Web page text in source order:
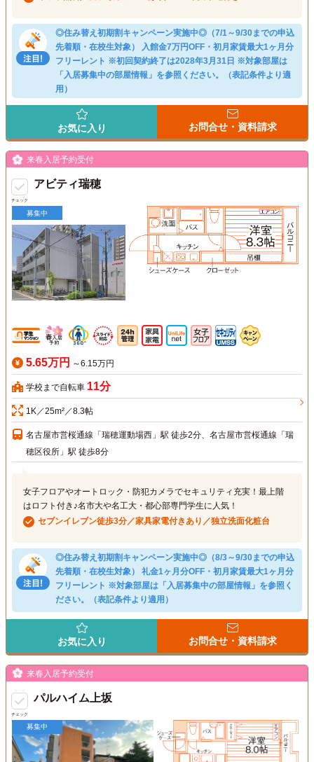
◎住み替え初期割キャンペーン実施中◎（7/1～9/30までの申込
先着順・在校生対象） 入館金7万円OFF・初月家賃最大1ヶ月分
フリーレント ※初回契約終了は2028年3月31日 ※対象部屋は
「入居募集中の部屋情報」を参照ください。（表記条件より適
用）
お気に入り お問合せ・資料請求
チェック
来春入居予約受付
アビティ瑞穂
募集中
5.65万円 ～6.15万円
学校まで自転車 11分
1K／25m²／8.3帖
名古屋市営桜通線「瑞穂運動場西」駅 徒歩2分、名古屋市営桜通線「瑞
穂区役所」駅 徒歩8分
女子フロアやオートロック・防犯カメラでセキュリティ充実！最上階
はロフト付き♪名市大や名工大・都心部専門学生に人気！
セブンイレブン徒歩3分／家具家電付きあり／独立洗面化粧台
◎住み替え初期割キャンペーン実施中◎（8/3～9/30までの申込
先着順・在校生対象） 礼金1ヶ月分OFF・初月家賃最大1ヶ月分
フリーレント ※対象部屋は「入居募集中の部屋情報」を参照く
ださい。（表記条件より適用）
お気に入り お問合せ・資料請求
チェック
来春入居予約受付
パルハイム上坂
募集中